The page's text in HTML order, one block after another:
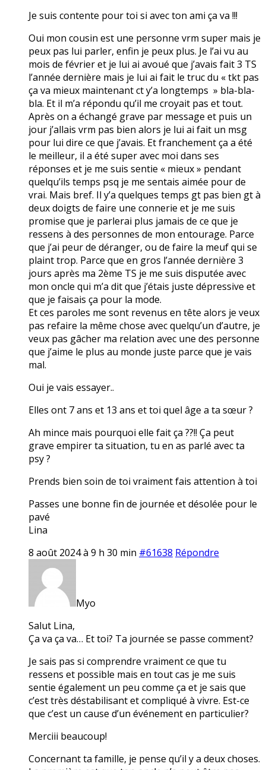
Je suis contente pour toi si avec ton ami ça va !!!
Oui mon cousin est une personne vrm super mais je
peux pas lui parler, enfin je peux plus. Je l’ai vu au
mois de février et je lui ai avoué que j’avais fait 3 TS
l’année dernière mais je lui ai fait le truc du « tkt pas
ça va mieux maintenant ct y’a longtemps » bla-bla-
bla. Et il m’a répondu qu’il me croyait pas et tout.
Après on a échangé grave par message et puis un
jour j’allais vrm pas bien alors je lui ai fait un msg
pour lui dire ce que j’avais. Et franchement ça a été
le meilleur, il a été super avec moi dans ses
réponses et je me suis sentie « mieux » pendant
quelqu’ils temps psq je me sentais aimée pour de
vrai. Mais bref. Il y’a quelques temps gt pas bien gt à
deux doigts de faire une connerie et je me suis
promise que je parlerai plus jamais de ce que je
ressens à des personnes de mon entourage. Parce
que j’ai peur de déranger, ou de faire la meuf qui se
plaint trop. Parce que en gros l’année dernière 3
jours après ma 2ème TS je me suis disputée avec
mon oncle qui m’a dit que j’étais juste dépressive et
que je faisais ça pour la mode.
Et ces paroles me sont revenus en tête alors je veux
pas refaire la même chose avec quelqu’un d’autre, je
veux pas gâcher ma relation avec une des personne
que j’aime le plus au monde juste parce que je vais
mal.
Oui je vais essayer..
Elles ont 7 ans et 13 ans et toi quel âge a ta sœur ?
Ah mince mais pourquoi elle fait ça ??!! Ça peut
grave empirer ta situation, tu en as parlé avec ta
psy ?
Prends bien soin de toi vraiment fais attention à toi
Passes une bonne fin de journée et désolée pour le
pavé
Lina
8 août 2024 à 9 h 30 min #61638 Répondre
Myo
Salut Lina,
Ça va ça va… Et toi? Ta journée se passe comment?
Je sais pas si comprendre vraiment ce que tu
ressens et possible mais en tout cas je me suis
sentie également un peu comme ça et je sais que
c’est très déstabilisant et compliqué à vivre. Est-ce
que c’est un cause d’un événement en particulier?
Merciii beaucoup!
Concernant ta famille, je pense qu’il y a deux choses.